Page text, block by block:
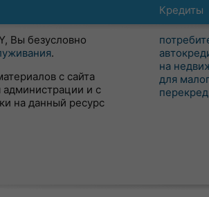
Кредиты
на
для
Вы безусловно
.
с сайта
и с
на данный ресурс